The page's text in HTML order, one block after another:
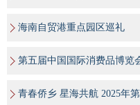
海南自贸港重点园区巡礼
第五届中国国际消费品博览
青春侨乡 星海共航 2025年